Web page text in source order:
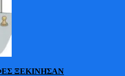
ΞΕΚΙΝΗΣΑΝ